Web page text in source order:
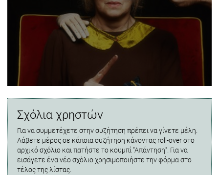
Σχόλια χρηστών
Για να συμμετέχετε στην συζήτηση πρέπει να γίνετε μέλη.
Λάβετε μέρος σε κάποια συζήτηση κάνοντας roll-over στο
αρχικό σχόλιο και πατήστε το κουμπί "Απάντηση". Για να
εισάγετε ένα νέο σχόλιο χρησιμοποιήστε την φόρμα στο
τέλος της λίστας.